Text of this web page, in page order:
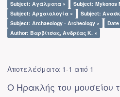
Subject: Αγάλματα ×
Subject: Mykonos
Subject: Αρχαιολογία ×
Subject:
Subject: Archaeology - Archeology ×
Author: Βαρβίτσας, Ανδρέας Κ. ×
Αποτελέσματα 1-1 από 1
Ο Ηρακλής του μουσείου